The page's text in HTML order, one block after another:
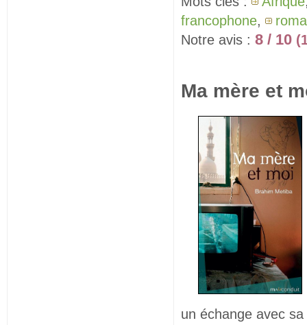
francophone,
Notre avis : 8 / 10
Ma mère et
un échange avec